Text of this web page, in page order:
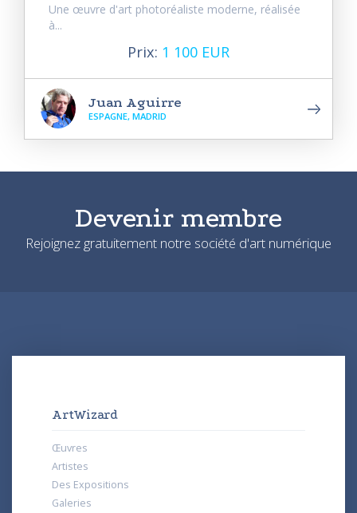
Une œuvre d'art photoréaliste moderne, réalisée
à...
Prix: 1 100 EUR
Juan Aguirre
ESPAGNE, MADRID
Devenir membre
Rejoignez gratuitement notre société d'art numérique
ArtWizard
Œuvres
Artistes
Des Expositions
Galeries